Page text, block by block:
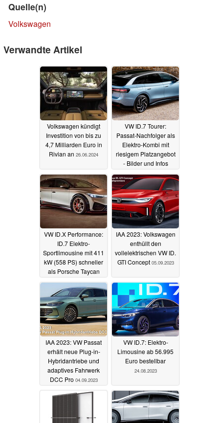
Quelle(n)
Volkswagen
Verwandte Artikel
Volkswagen kündigt
Investition von bis zu
4,7 Milliarden Euro in
Rivian an 26.06.2024
VW ID.7 Tourer:
Passat-Nachfolger als
Elektro-Kombi mit
riesigem Platzangebot
- Bilder und Infos
22.02.2024
VW ID.X Performance:
ID.7 Elektro-
Sportlimousine mit 411
kW (558 PS) schneller
als Porsche Taycan
und Tesla Model S?
11.09.2023
IAA 2023: Volkswagen
enthüllt den
vollelektrischen VW ID.
GTI Concept 05.09.2023
IAA 2023: VW Passat
erhält neue Plug-in-
Hybridantriebe und
adaptives Fahrwerk
DCC Pro 04.09.2023
VW ID.7: Elektro-
Limousine ab 56.995
Euro bestellbar
24.08.2023